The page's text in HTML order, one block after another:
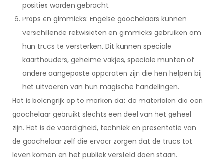
posities worden gebracht.
Props en gimmicks: Engelse goochelaars kunnen
verschillende rekwisieten en gimmicks gebruiken om
hun trucs te versterken. Dit kunnen speciale
kaarthouders, geheime vakjes, speciale munten of
andere aangepaste apparaten zijn die hen helpen bij
het uitvoeren van hun magische handelingen.
Het is belangrijk op te merken dat de materialen die een
goochelaar gebruikt slechts een deel van het geheel
zijn. Het is de vaardigheid, techniek en presentatie van
de goochelaar zelf die ervoor zorgen dat de trucs tot
leven komen en het publiek versteld doen staan.